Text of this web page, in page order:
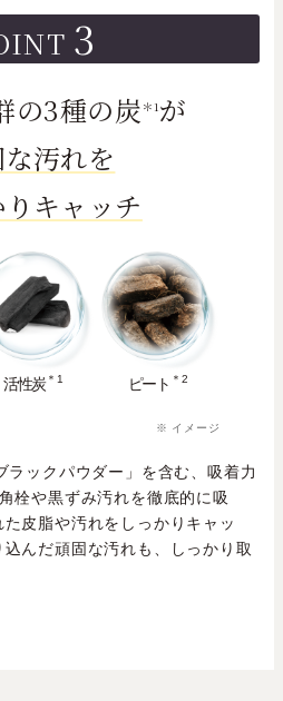
3
の3種の炭 ＊1が
汚れを
キャッチ
活性炭 ＊1 ピート ＊2
※ イメージ
ラックパウダー」を含む、吸着力
栓や黒ずみ汚れを徹底的に吸
皮脂や汚れをしっかりキャッ
んだ頑固な汚れも、しっかり取